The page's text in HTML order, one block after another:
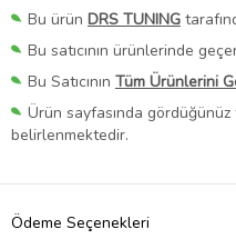
Bu ürün DRS TUNING
Bu satıcının ürünlerinde
Bu Satıcının Tüm Ürünlerini
Ürün sayfasında gördüğünüz
belirlenmektedir.
Ödeme Seçenekleri